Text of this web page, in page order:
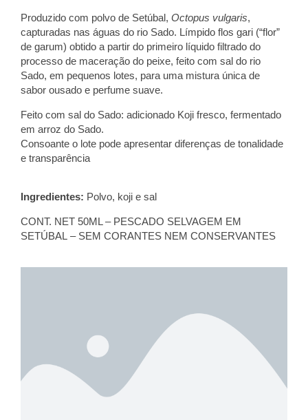
Produzido com polvo de Setúbal, Octopus vulgaris,
capturadas nas águas do rio Sado. Límpido flos gari (“flor”
de garum) obtido a partir do primeiro líquido filtrado do
processo de maceração do peixe, feito com sal do rio
Sado, em pequenos lotes, para uma mistura única de
sabor ousado e perfume suave.
Feito com sal do Sado: adicionado Koji fresco, fermentado
em arroz do Sado.
Consoante o lote pode apresentar diferenças de tonalidade
e transparência
Ingredientes: Polvo, koji e sal
CONT. NET 50ML – PESCADO SELVAGEM EM
SETÚBAL – SEM CORANTES NEM CONSERVANTES